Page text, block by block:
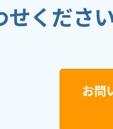
せくださ
お問